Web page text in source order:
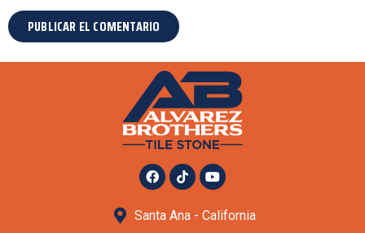
Santa Ana - California